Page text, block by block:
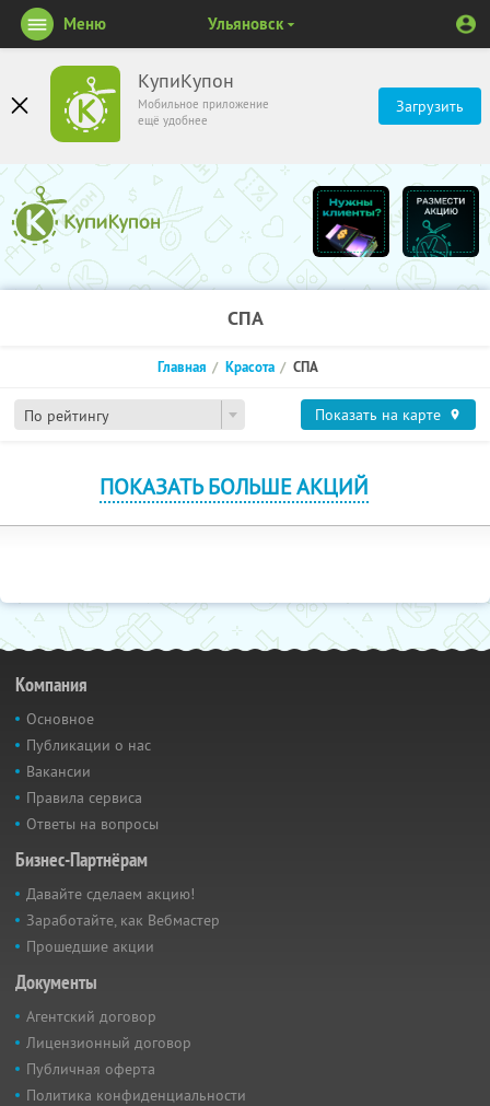
КупиКупон
Мобильное приложение
ещё удобнее
Загрузить
Меню Ульяновск
СПА
По рейтингу
Главная Красота СПА
Показать на карте
ПОКАЗАТЬ БОЛЬШЕ АКЦИЙ
Компания
Основное
Публикации о нас
Вакансии
Правила сервиса
Ответы на вопросы
Бизнес-Партнёрам
Давайте сделаем акцию!
Заработайте, как Вебмастер
Прошедшие акции
Документы
Агентский договор
Лицензионный договор
Публичная оферта
Политика конфиденциальности